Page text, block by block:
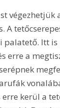
végezhetjük
A
palatető. Itt
erre a
erre kerül a